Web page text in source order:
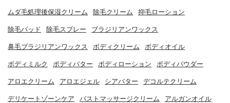
ムダ毛処理後保湿クリーム 除毛クリーム 抑毛ローション
除毛パッド 除毛スプレー ブラジリアンワックス
鼻毛ブラジリアンワックス ボディクリーム ボディオイル
ボディミルク ボディバター ボディローション ボディパウダー
アロエクリーム アロエジェル シアバター デコルテクリーム
デリケートゾーンケア バストマッサージクリーム アルガンオイル